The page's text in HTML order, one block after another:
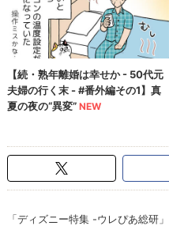
「ディズニー特集 -ウレぴあ総研